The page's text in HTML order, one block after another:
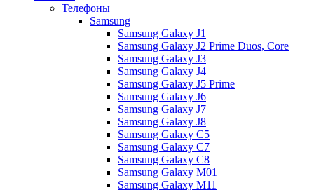
Телефоны
Samsung
Samsung Galaxy J1
Samsung Galaxy J2 Prime Duos, Core
Samsung Galaxy J3
Samsung Galaxy J4
Samsung Galaxy J5 Prime
Samsung Galaxy J6
Samsung Galaxy J7
Samsung Galaxy J8
Samsung Galaxy C5
Samsung Galaxy C7
Samsung Galaxy C8
Samsung Galaxy M01
Samsung Galaxy M11